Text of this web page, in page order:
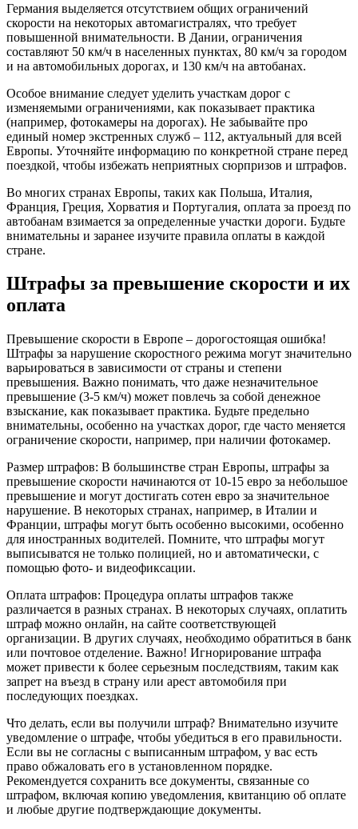
Германия выделяется отсутствием общих ограничений
скорости на некоторых автомагистралях, что требует
повышенной внимательности. В Дании, ограничения
составляют 50 км/ч в населенных пунктах, 80 км/ч за городом
и на автомобильных дорогах, и 130 км/ч на автобанах.
Особое внимание следует уделить участкам дорог с
изменяемыми ограничениями, как показывает практика
(например, фотокамеры на дорогах). Не забывайте про
единый номер экстренных служб – 112, актуальный для всей
Европы. Уточняйте информацию по конкретной стране перед
поездкой, чтобы избежать неприятных сюрпризов и штрафов.
Во многих странах Европы, таких как Польша, Италия,
Франция, Греция, Хорватия и Португалия, оплата за проезд по
автобанам взимается за определенные участки дороги. Будьте
внимательны и заранее изучите правила оплаты в каждой
стране.
Штрафы за превышение скорости и их
оплата
Превышение скорости в Европе – дорогостоящая ошибка!
Штрафы за нарушение скоростного режима могут значительно
варьироваться в зависимости от страны и степени
превышения. Важно понимать, что даже незначительное
превышение (3-5 км/ч) может повлечь за собой денежное
взыскание, как показывает практика. Будьте предельно
внимательны, особенно на участках дорог, где часто меняется
ограничение скорости, например, при наличии фотокамер.
Размер штрафов: В большинстве стран Европы, штрафы за
превышение скорости начинаются от 10-15 евро за небольшое
превышение и могут достигать сотен евро за значительное
нарушение. В некоторых странах, например, в Италии и
Франции, штрафы могут быть особенно высокими, особенно
для иностранных водителей. Помните, что штрафы могут
выписыватся не только полицией, но и автоматически, с
помощью фото- и видеофиксации.
Оплата штрафов: Процедура оплаты штрафов также
различается в разных странах. В некоторых случаях, оплатить
штраф можно онлайн, на сайте соответствующей
организации. В других случаях, необходимо обратиться в банк
или почтовое отделение. Важно! Игнорирование штрафа
может привести к более серьезным последствиям, таким как
запрет на въезд в страну или арест автомобиля при
последующих поездках.
Что делать, если вы получили штраф? Внимательно изучите
уведомление о штрафе, чтобы убедиться в его правильности.
Если вы не согласны с выписанным штрафом, у вас есть
право обжаловать его в установленном порядке.
Рекомендуется сохранить все документы, связанные со
штрафом, включая копию уведомления, квитанцию об оплате
и любые другие подтверждающие документы.